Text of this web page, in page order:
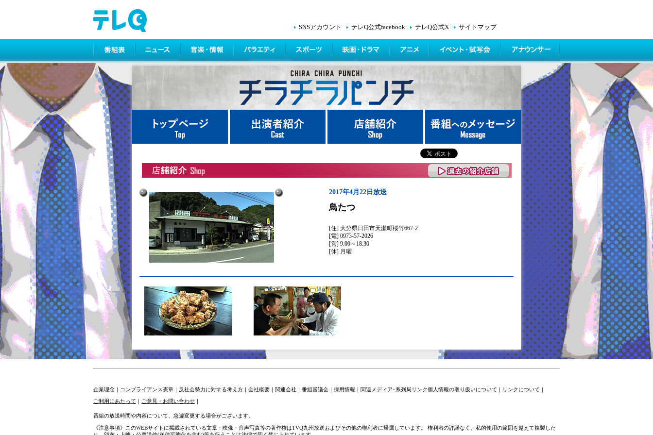
SNSアカウント テレQ公式facebook テレQ公式X サイトマップ
2017年4月22日放送
鳥たつ
[住] 大分県日田市天瀬町桜竹667-2
[電] 0973-57-2026
[営] 9:00～18:30
[休] 月曜
企業理念 ｜ コンプライアンス憲章 ｜ 反社会勢力に対する考え方 ｜ 会社概要 ｜ 関連会社 ｜ 番組審議会 ｜ 採用情報 ｜ 関連メディア･系列局リンク個人情報の取り扱いについて ｜ リンクについて ｜
ご利用にあたって ｜ ご意見・お問い合わせ ｜
番組の放送時間や内容について、急遽変更する場合がございます。
《注意事項》このWEBサイトに掲載されている文章・映像・音声写真等の著作権はTVQ九州放送およびその他の権利者に帰属しています。 権利者の許諾なく、私的使用の範囲を越えて複製した